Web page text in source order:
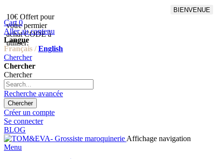
10€ Offert pour
votre permier
achat CODE à
utiliser:
BIENVENUE
Cart 0
Aller au contenu
Langue
Français / English
Chercher
Chercher
Chercher
Recherche avancée
Chercher
Créer un compte
Se connecter
BLOG
Affichage navigation
Menu